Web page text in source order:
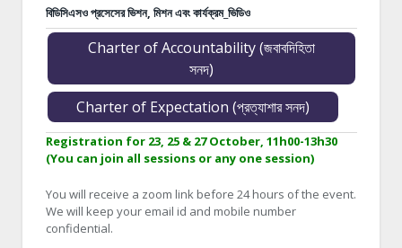
বিডিসিএসও প্রসেসের ভিশন, মিশন এবং কার্যক্রম_ভিডিও
Charter of Accountability (জবাবদিহিতা
সনদ)
Charter of Expectation (প্রত্যাশার সনদ)
Registration for 23, 25 & 27 October, 11h00-13h30
(You can join all sessions or any one session)
You will receive a zoom link before 24 hours of the event.
We will keep your email id and mobile number
confidential.